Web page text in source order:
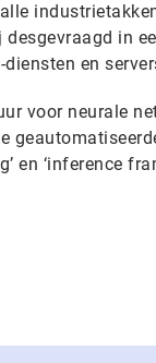
in
en
voor neurale
en ‘inference